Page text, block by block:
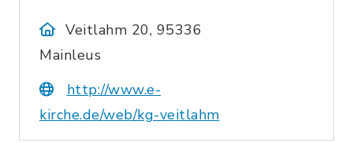
Veitlahm 20, 95336
Mainleus
http://www.e-
kirche.de/web/kg-veitlahm